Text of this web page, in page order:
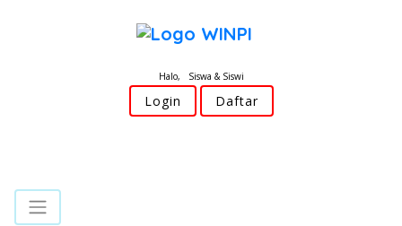
Halo, Siswa & Siswi
Login Daftar